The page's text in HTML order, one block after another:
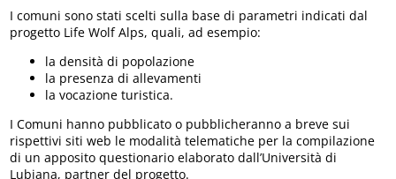
I comuni sono stati scelti sulla base di parametri indicati dal
progetto Life Wolf Alps, quali, ad esempio:
la densità di popolazione
la presenza di allevamenti
la vocazione turistica.
I Comuni hanno pubblicato o pubblicheranno a breve sui
rispettivi siti web le modalità telematiche per la compilazione
di un apposito questionario elaborato dall’Università di
Lubiana, partner del progetto.